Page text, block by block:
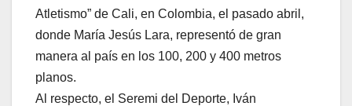
Atletismo” de Cali, en Colombia, el pasado abril,
donde María Jesús Lara, representó de gran
manera al país en los 100, 200 y 400 metros
planos.
Al respecto, el Seremi del Deporte, Iván